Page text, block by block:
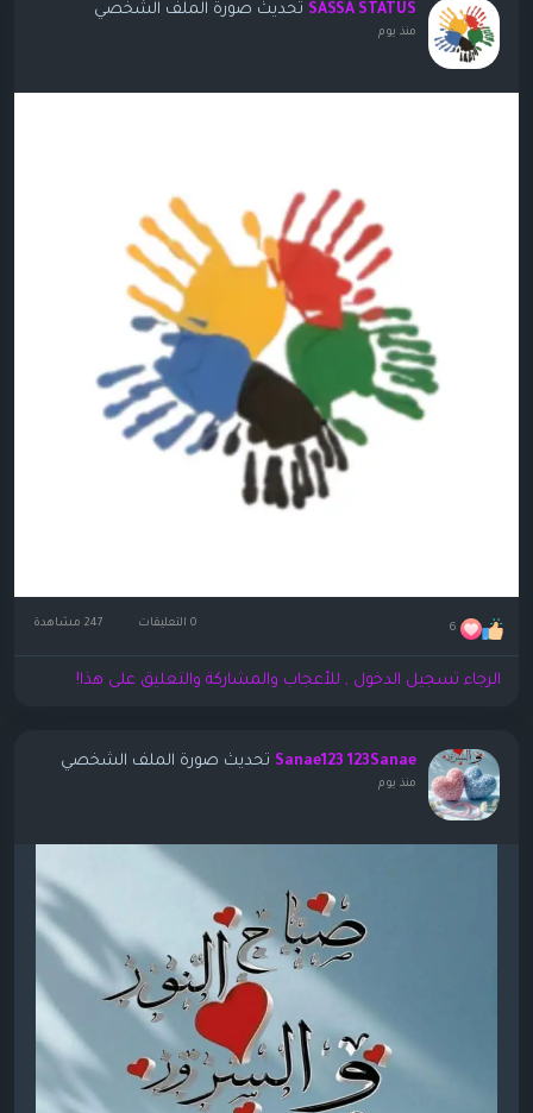
SASSA STATUS تحديث صورة الملف الشخصي
منذ يوم
6 0 التعليقات
الرجاء تسجيل الدخول , للأعجاب والمشاركة والتعليق على هذا!
Sanae123 123Sanae تحديث صورة الملف الشخصي
منذ يوم